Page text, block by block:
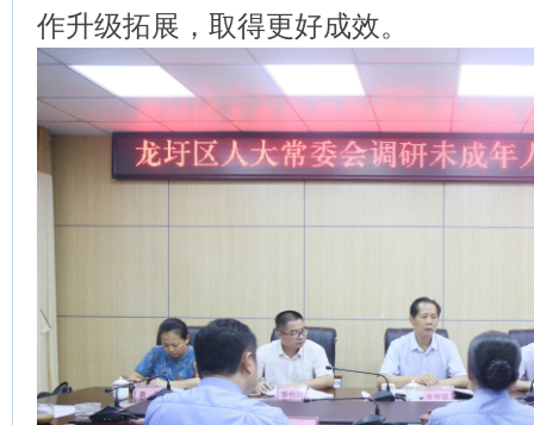
作升级拓展，取得更好成效。